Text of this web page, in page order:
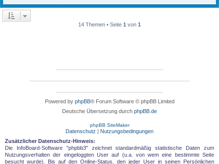
14 Themen • Seite 1 von 1
Powered by phpBB® Forum Software © phpBB Limited
Deutsche Übersetzung durch phpBB.de
phpBB SiteMaker
Datenschutz | Nutzungsbedingungen
Zusätzlicher Datenschutz-Hinweis:
Die InfoBoard-Software "phpbb3" zeichnet standardmäßig statistische Daten zum
Nutzungsverhalten der eingeloggten User auf (u.a. von wem eine bestimmte Seite
besucht wurde). Bis auf den Online-Status, den jeder User in seinen Persönlichen